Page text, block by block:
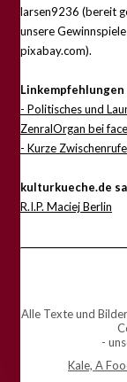
larsen9236 (bereit
unsere
pixabay.com).
Linkempfehlungen
- Politisches und
ZenralOrgan bei
- Kurze
kulturkueche.de
R.I.P. Maciej Berlin
Alle Texte und
-
Kale, A